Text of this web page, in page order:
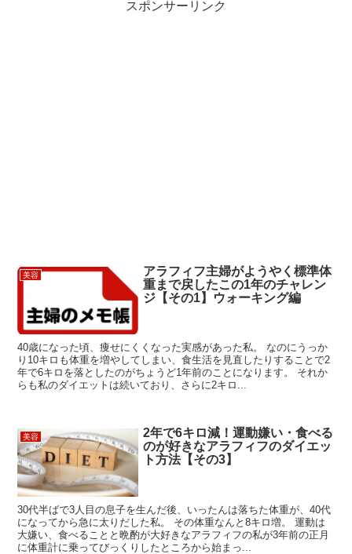
スポンサーリンク
美容
アラフィフ主婦がようやく標準体
重まで戻したこの1年のチャレン
ジ【その1】ウォーキング編
40歳になった頃、痩せにくくなった実感があった私。 なのにうっか
り10キロも体重を増やしてしまい、食生活を見直したりすることで2
年で6キロを落としたのがちょうど1年前のことになります。 それか
らも私のダイエットは続いており、さらに2キロ...
美容
2年で6キロ減！運動嫌い・食べる
のが好きなアラフィフのダイエッ
ト方法【その3】
30代半ばで3人目の息子を生んだ後、いったんは落ちた体重が、40代
になってから急に太りだした私。 その体重なんと8キロ増。 運動は
大嫌い、食べることと晩酌が大好きなアラフィフの私が3年前の正月
に体重計に乗ってびっくりしたところから始まっ...